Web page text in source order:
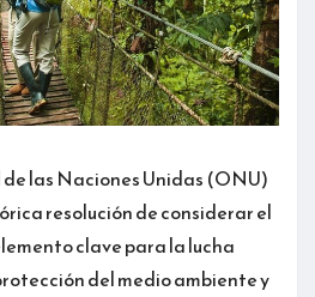
las Naciones Unidas (ONU)
resolución de considerar el
clave para la lucha
del medio ambiente y